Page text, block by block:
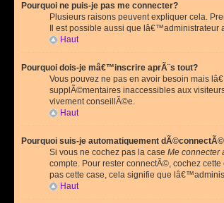
Pourquoi ne puis-je pas me connecter?
Plusieurs raisons peuvent expliquer cela.
Il est possible aussi que
Haut
Pourquoi dois-je mâ€™inscrire aprÃ¨s tout?
Vous pouvez ne pas en avoir besoin mais
supplÃ©mentaires inaccessibles aux
vivement conseillÃ©e.
Haut
Pourquoi suis-je automatiquement
Si vous ne cochez pas la case Me connecter
compte. Pour rester connectÃ©, cochez
pas cette case, cela signifie que
Haut